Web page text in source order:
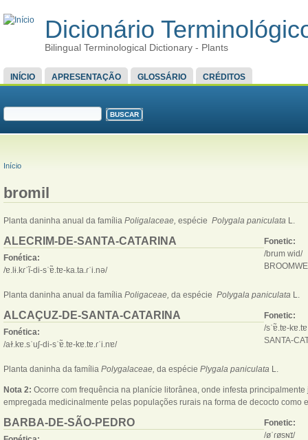
Dicionário
Bilingual Terminological Dictionary - Plants
MENU PRINCIPAL
INÍCIO APRESENTAÇÃO GLOSSÁRIO CRÉDITOS
FORMULÁRIO DE BUSCA
VOCÊ ESTÁ AQUI
Início
bromil
Planta daninha anual da família Poligalaceae, espécie Polygala paniculata L.
ALECRIM-DE-SANTA-CATARINA
Fonética:
/ɐ.lɨ.kɾˈĩ-di-sˈɐ̃.tɐ-ka.ta.ɾˈi.nə/
Fonetic:
/brum wid/
Planta daninha anual da família Poligaceae, da espécie Polygala paniculata L.
ALCAÇUZ-DE-SANTA-CATARINA
Fonética:
/aɫ.kɐ.sˈuʃ-di-sˈɐ̃.tɐ-kɐ.tɐ.ɾˈi.nɐ/
Fonetic:
/sˈɐ̃.tɐ-
SANTA-
Planta daninha da família Polygalaceae, da espécie Plygala paniculata L.
Nota 2: Ocorre com frequência na planície litorânea, onde infesta
empregada medicinalmente pelas populações rurais na forma de decocto como
BARBA-DE-SÃO-PEDRO
Fonetic:
/øˈɾøsɴɪ̈/